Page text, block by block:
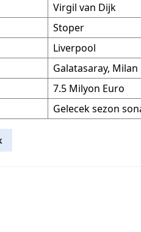
Virgil van Dijk
Stoper
Liverpool
Galatasaray, Milan
7.5 Milyon Euro
Gelecek sezon